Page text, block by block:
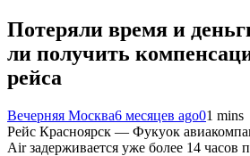
Потеряли время и
ли получить
рейса
Вечерняя Москва6 месяцев ago01 mins
Рейс Красноярск — Фукуок
Air задерживается уже более 14 часов